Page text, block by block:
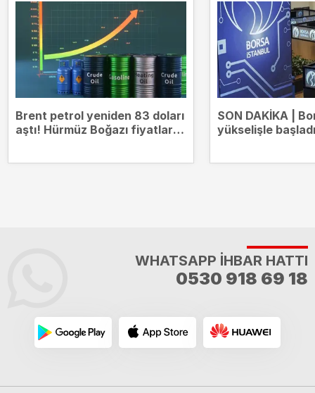
Brent petrol yeniden 83 doları
aştı! Hürmüz Boğazı fiyatları
SON DAKİKA |
yükselişle
WHATSAPP İHBAR HATTI
0530 918 69 18